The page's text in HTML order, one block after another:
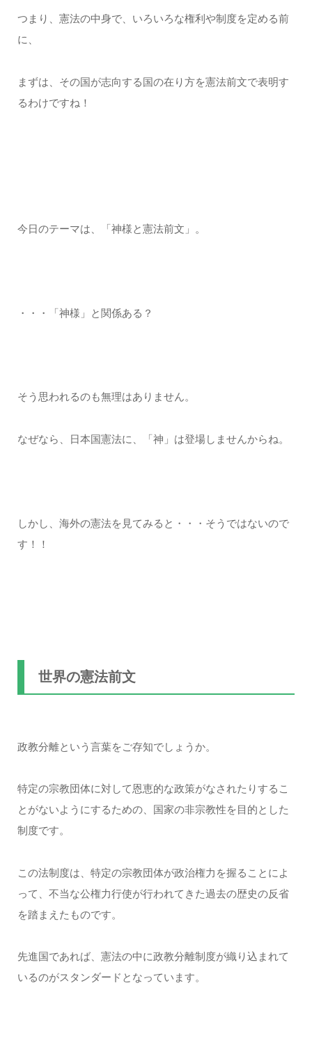
つまり、憲法の中身で、いろいろな権利や制度を定める前
に、
まずは、その国が志向する国の在り方を憲法前文で表明す
るわけですね！
今日のテーマは、「神様と憲法前文」。
・・・「神様」と関係ある？
そう思われるのも無理はありません。
なぜなら、日本国憲法に、「神」は登場しませんからね。
しかし、海外の憲法を見てみると・・・そうではないので
す！！
世界の憲法前文
政教分離という言葉をご存知でしょうか。
特定の宗教団体に対して恩恵的な政策がなされたりするこ
とがないようにするための、国家の非宗教性を目的とした
制度です。
この法制度は、特定の宗教団体が政治権力を握ることによ
って、不当な公権力行使が行われてきた過去の歴史の反省
を踏まえたものです。
先進国であれば、憲法の中に政教分離制度が織り込まれて
いるのがスタンダードとなっています。